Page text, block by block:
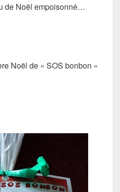
de Noël empoisonné…
Noël de « SOS bonbon »